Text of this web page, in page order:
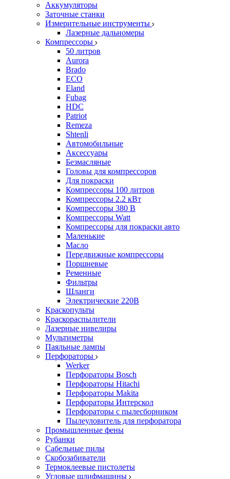
Аккумуляторы
Заточные станки
Измерительные инструменты
Лазерные дальномеры
Компрессоры
50 литров
Aurora
Brado
ECO
Eland
Fubag
HDC
Patriot
Remeza
Shtenli
Автомобильные
Аксессуары
Безмасляные
Головы для компрессоров
Для покраски
Компрессоры 100 литров
Компрессоры 2.2 кВт
Компрессоры 380 В
Компрессоры Watt
Компрессоры для покраски авто
Маленькие
Масло
Передвижные компрессоры
Поршневые
Ременные
Фильтры
Шланги
Электрические 220В
Краскопульты
Краскораспылители
Лазерные нивелиры
Мультиметры
Паяльные лампы
Перфораторы
Werker
Перфораторы Bosch
Перфораторы Hitachi
Перфораторы Makita
Перфораторы Интерскол
Перфораторы с пылесборником
Пылеуловитель для перфоратора
Промышленные фены
Рубанки
Сабельные пилы
Скобозабиватели
Термоклеевые пистолеты
Угловые шлифмашины